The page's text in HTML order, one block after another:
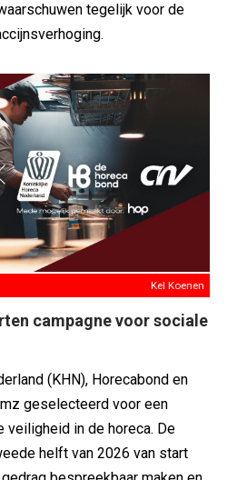
tegelijk voor de
Kel Koenen
campagne voor sociale
(KHN), Horecabond en
geselecteerd voor een
veiligheid in de horeca. De
helft van 2026 van start